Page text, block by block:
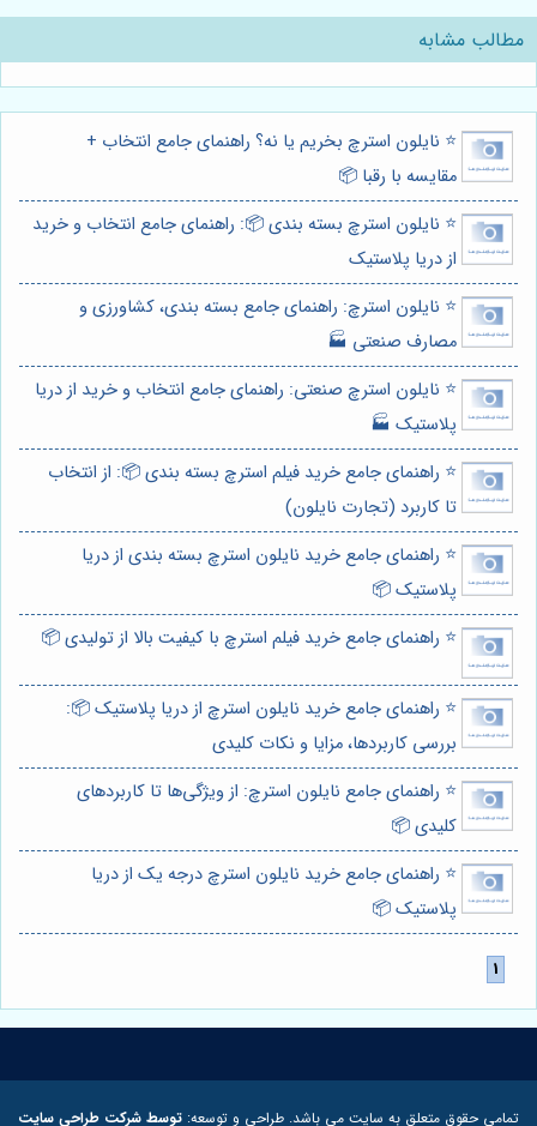
مطالب مشابه
⭐️ نایلون استرچ بخریم یا نه؟ راهنمای جامع انتخاب +
مقایسه با رقبا 📦
⭐️ نایلون استرچ بسته بندی 📦: راهنمای جامع انتخاب و خرید
از دریا پلاستیک
⭐️ نایلون استرچ: راهنمای جامع بسته بندی، کشاورزی و
مصارف صنعتی 🏭
⭐️ نایلون استرچ صنعتی: راهنمای جامع انتخاب و خرید از دریا
پلاستیک 🏭
⭐️ راهنمای جامع خرید فیلم استرچ بسته بندی 📦: از انتخاب
تا کاربرد (تجارت نایلون)
⭐️ راهنمای جامع خرید نایلون استرچ بسته بندی از دریا
پلاستیک 📦
⭐️ راهنمای جامع خرید فیلم استرچ با کیفیت بالا از تولیدی 📦
⭐️ راهنمای جامع خرید نایلون استرچ از دریا پلاستیک 📦:
بررسی کاربردها، مزایا و نکات کلیدی
⭐️ راهنمای جامع نایلون استرچ: از ویژگی‌ها تا کاربردهای
کلیدی 📦
⭐️ راهنمای جامع خرید نایلون استرچ درجه یک از دریا
پلاستیک 📦
تمامی حقوق متعلق به سایت می باشد. طراحی و توسعه: توسط شرکت طراحی سایت